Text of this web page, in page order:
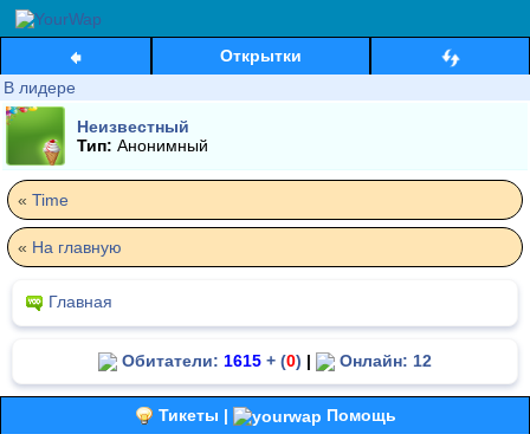
Открытки
В лидере
Неизвестный
Тип: Анонимный
« Time
« На главную
Главная
Обитатели: 1615 + (0) | Онлайн: 12
Тикеты |
Помощь